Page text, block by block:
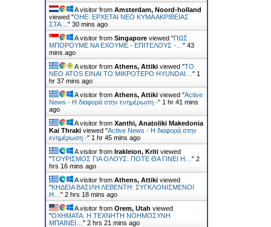
A visitor from Amsterdam, Noord-holland
viewed "ΟΗΕ: ΕΡΧΕΤΑΙ ΝΕΟ ΚΥΜΑ ΑΚΡΙΒΕΙΑΣ
ΣΤΑ… " 30 mins ago
A visitor from Singapore viewed "ΠΩΣ
ΜΠΟΡΟΥΜΕ ΝΑ ΕΧΟΥΜΕ - ΕΠΙΤΕΛΟΥΣ -… " 43
mins ago
A visitor from Athens, Attiki viewed "ΤΟ
ΝΕΟ ATOS ΕΙΝΑΙ ΤΟ ΜΙΚΡΟΤΕΡΟ HYUNDAI… " 1
hr 37 mins ago
A visitor from Athens, Attiki viewed "Active
News - Η διαφορά στην ενημέρωση -" 1 hr 41 mins
ago
A visitor from Xanthi, Anatoliki Makedonia
Kai Thraki viewed "Active News - Η διαφορά στην
ενημέρωση -" 1 hr 45 mins ago
A visitor from Irakleion, Kriti viewed
"ΤΟΥΡΙΣΜΟΣ ΓΙΑ ΟΛΟΥΣ: ΠΟΤΕ ΘΑ ΓΙΝΕΙ Η… " 2
hrs 16 mins ago
A visitor from Athens, Attiki viewed
"ΚΗΔΕΙΑ ΒΑΣΙΛΗ ΛΕΒΕΝΤΗ: ΣΥΓΚΛΟΝΙΣΜΕΝΟΙ
Η… " 2 hrs 18 mins ago
A visitor from Orem, Utah viewed
"ΟΧΗΜΑΤΑ: Η ΤΕΧΝΗΤΗ ΝΟΗΜΟΣΥΝΗ
ΜΠΑΙΝΕΙ… " 2 hrs 21 mins ago